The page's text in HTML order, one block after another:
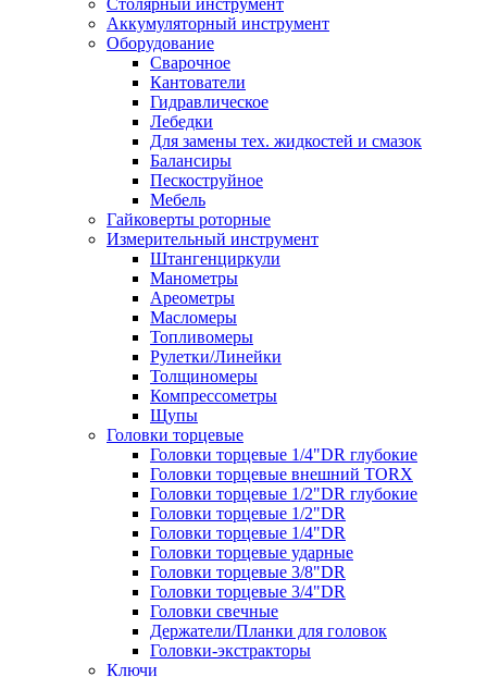
Столярный инструмент
Аккумуляторный инструмент
Оборудование
Сварочное
Кантователи
Гидравлическое
Лебедки
Для замены тех. жидкостей и смазок
Балансиры
Пескоструйное
Мебель
Гайковерты роторные
Измерительный инструмент
Штангенциркули
Манометры
Ареометры
Масломеры
Топливомеры
Рулетки/Линейки
Толщиномеры
Компрессометры
Щупы
Головки торцевые
Головки торцевые 1/4"DR глубокие
Головки торцевые внешний TORX
Головки торцевые 1/2"DR глубокие
Головки торцевые 1/2"DR
Головки торцевые 1/4"DR
Головки торцевые ударные
Головки торцевые 3/8"DR
Головки торцевые 3/4"DR
Головки свечные
Держатели/Планки для головок
Головки-экстракторы
Ключи